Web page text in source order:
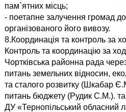
пам`ятних місць;
- поетапне залучення громад
організованого його вивозу.
8.Координація та контроль за
Контроль та координацію за
Чортківська районна рада
питань земельних відносин,
та сталого розвитку (Шкабар
питань бюджету (Рудик С.М.). та
ДУ «Тернопільський обласний